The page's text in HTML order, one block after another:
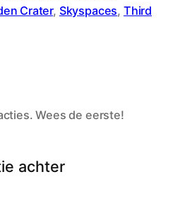
Crater, Skyspaces, Third
Wees de eerste!
achter